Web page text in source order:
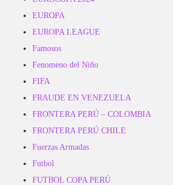
EUROPA
EUROPA LEAGUE
Famosos
Fenomeno del Niño
FIFA
FRAUDE EN VENEZUELA
FRONTERA PERÚ – COLOMBIA
FRONTERA PERÚ CHILE
Fuerzas Armadas
Futbol
FUTBOL COPA PERÚ